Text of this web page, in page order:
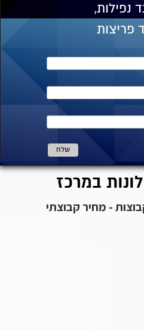
פריצות
נפילות,
במרכז
- מחיר קבוצתי